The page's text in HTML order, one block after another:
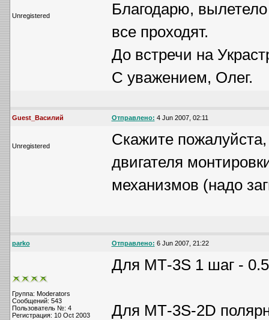
Unregistered
Благодарю,
все проходят.
До встречи на
С уважением, Олег.
Guest_Василий Отправлено: 4 Jun 2007, 02:11
Unregistered
Скажите пожалуйста,
двигателя
механизмов (надо
parko Отправлено: 6 Jun 2007, 21:22
Группа: Moderators
Сообщений: 543
Пользователь №: 4
Регистрация: 10 Oct 2003
Для МТ-3S 1 шаг -
Для МТ-3S-2D